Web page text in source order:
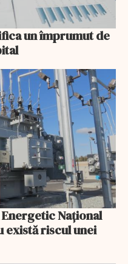
un împrumut de
Național
există riscul unei